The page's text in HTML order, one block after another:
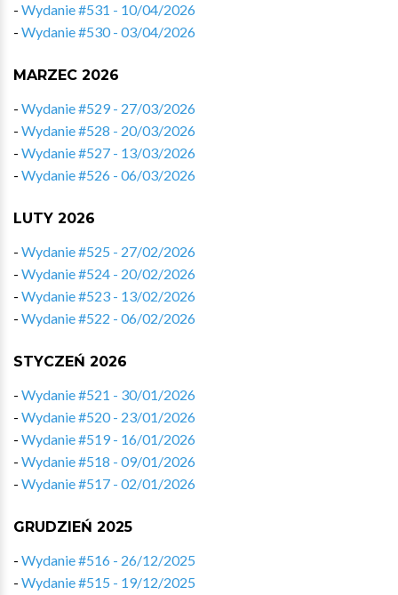
- Wydanie #531 - 10/04/2026
- Wydanie #530 - 03/04/2026
MARZEC 2026
- Wydanie #529 - 27/03/2026
- Wydanie #528 - 20/03/2026
- Wydanie #527 - 13/03/2026
- Wydanie #526 - 06/03/2026
LUTY 2026
- Wydanie #525 - 27/02/2026
- Wydanie #524 - 20/02/2026
- Wydanie #523 - 13/02/2026
- Wydanie #522 - 06/02/2026
STYCZEŃ 2026
- Wydanie #521 - 30/01/2026
- Wydanie #520 - 23/01/2026
- Wydanie #519 - 16/01/2026
- Wydanie #518 - 09/01/2026
- Wydanie #517 - 02/01/2026
GRUDZIEŃ 2025
- Wydanie #516 - 26/12/2025
- Wydanie #515 - 19/12/2025